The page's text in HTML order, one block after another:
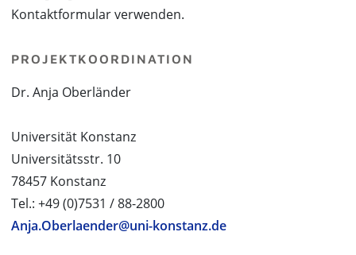
Kontaktformular verwenden.
PROJEKTKOORDINATION
Dr. Anja Oberländer
Universität Konstanz
Universitätsstr. 10
78457 Konstanz
Tel.: +49 (0)7531 / 88-2800
Anja.Oberlaender@uni-konstanz.de